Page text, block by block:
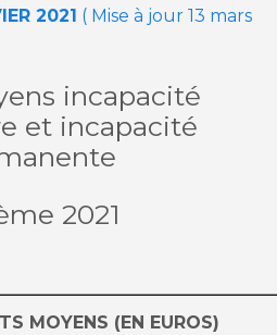
2021 ( Mise à jour 13 mars
incapacité
et incapacité
2021
MOYENS (EN EUROS)